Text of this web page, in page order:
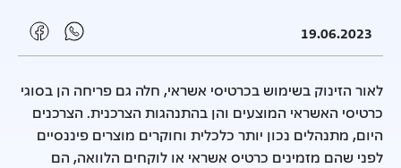
19.06.2023
לאור הזינוק בשימוש בכרטיסי אשראי, חלה גם פריחה הן בסוגי
כרטיסי האשראי המוצעים והן בהתנהגות הצרכנית. הצרכנים
היום, מתנהלים נכון יותר כלכלית וחוקרים מוצרים פיננסיים
לפני שהם מזמינים כרטיס אשראי או לוקחים הלוואה, הם